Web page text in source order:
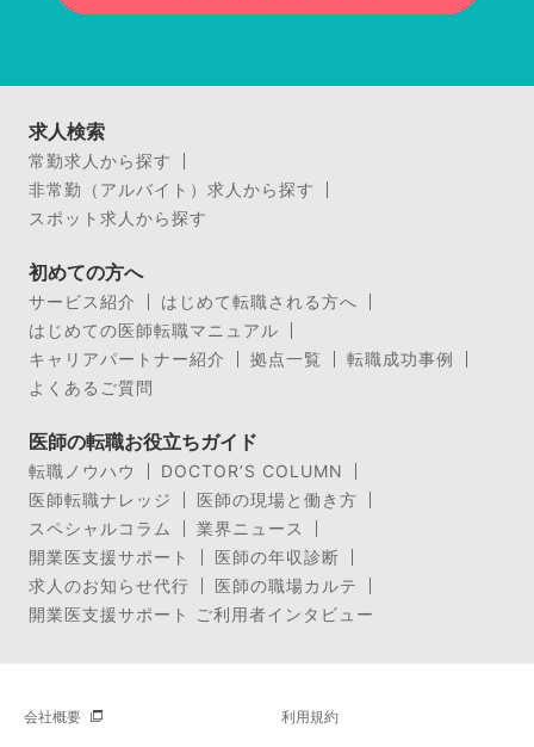
求人検索
常勤求人から探す
非常勤（アルバイト）求人から探す
スポット求人から探す
初めての方へ
サービス紹介
はじめて転職される方へ
はじめての医師転職マニュアル
キャリアパートナー紹介
拠点一覧
転職成功事例
よくあるご質問
医師の転職お役立ちガイド
転職ノウハウ
DOCTOR’S COLUMN
医師転職ナレッジ
医師の現場と働き方
スペシャルコラム
業界ニュース
開業医支援サポート
医師の年収診断
求人のお知らせ代行
医師の職場カルテ
開業医支援サポート ご利用者インタビュー
会社概要 利用規約